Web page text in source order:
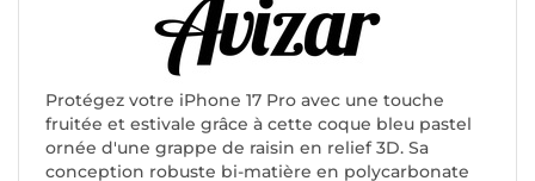
Protégez votre iPhone 17 Pro avec une touche
fruitée et estivale grâce à cette coque bleu pastel
ornée d'une grappe de raisin en relief 3D. Sa
conception robuste bi-matière en polycarbonate